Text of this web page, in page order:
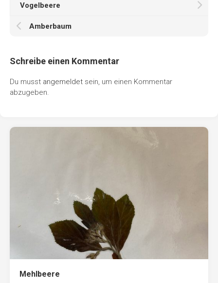
Vogelbeere
Amberbaum
Schreibe einen Kommentar
Du musst angemeldet sein, um einen Kommentar
abzugeben.
Mehlbeere